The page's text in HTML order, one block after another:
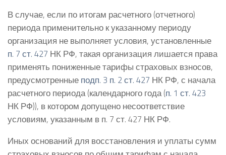
В случае, если по итогам расчетного (отчетного)
периода применительно к указанному периоду
организация не выполняет условия, установленные
п. 7 ст. 427 НК РФ, такая организация лишается права
применять пониженные тарифы страховых взносов,
предусмотренные подп. 3 п. 2 ст. 427 НК РФ, с начала
расчетного периода (календарного года (п. 1 ст. 423
НК РФ)), в котором допущено несоответствие
условиям, указанным в п. 7 ст. 427 НК РФ.
Иных оснований для восстановления и уплаты сумм